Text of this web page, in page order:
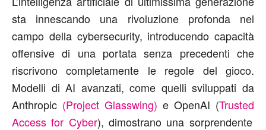
sta innescando una rivoluzione profonda nel
campo della cybersecurity, introducendo capacità
offensive di una portata senza precedenti che
riscrivono completamente le regole del gioco.
Modelli diAI avanzati, come quelli sviluppati da
Anthropic (Project Glasswing) e OpenAI (Trusted
Access for Cyber), dimostrano una sorprendente